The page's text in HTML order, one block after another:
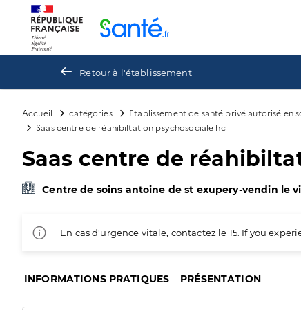
Retour à l'établissement
Accueil catégories Etablissement de santé privé autorisé en
Saas centre de réahibiltation psychosociale hc
Saas centre de
Centre de soins antoine de st exupery-vendin le
En cas d'urgence vitale, contactez le 15. If you
INFORMATIONS PRATIQUES PRÉSENTATION
Panneau de gestion des cookies